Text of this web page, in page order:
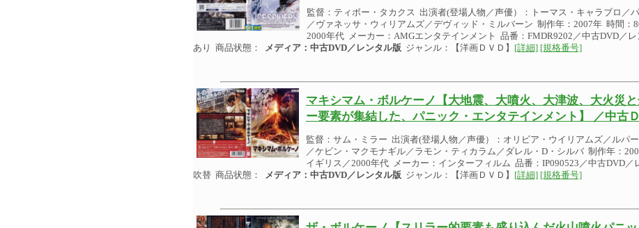
監督：ティボー・タカクス 出演者(登場人物／声優）：トーマス・キャラブロ／
／ヴァネッサ・ウィリアムズ／デヴィッド・ミルバーン 制作年：2007年 時間：
2000年代 メーカー：AMGエンタテインメント 品番：FMDR9202／中古DVD／
あり 商品状態：
メディア：中古DVD／レンタル版 ジャンル：【洋画ＤＶＤ】 [詳細] [規格番号]
マキシマム・ボルケーノ【大地震、大噴火、大津波、大火災
ー要素が集結した、パニック・エンタテインメント】 ／中古
監督：サム・ミラー 出演者(登場人物／声優）：オリビア・ウイリアムズ／ルパ
／ケビン・マクモナギル／ラモン・ティカラム／ダレル・D・シルバ 制作年：
イギリス／2000年代 メーカー：インターフィルム 品番：IP090523／中古DVD／
吹替 商品状態：
メディア：中古DVD／レンタル版 ジャンル：【洋画ＤＶＤ】 [詳細] [規格番号]